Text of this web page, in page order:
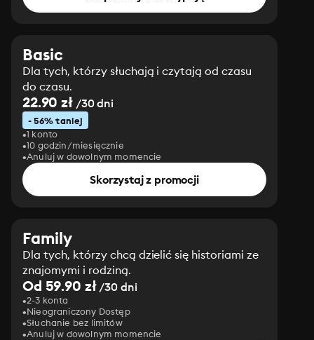
Basic
Dla tych, którzy słuchają i czytają od czasu
do czasu.
22.90 zł/30 dni
- 56% taniej
1 konto
10 godzin/miesięcznie
Anuluj w dowolnym momencie
Skorzystaj z promocji
Family
Dla tych, którzy chcą dzielić się historiami ze
znajomymi i rodziną.
Od 59.90 zł/30 dni
2-3 konta
Nieograniczony Dostęp
Słuchanie bez limitów
Anuluj w dowolnym momencie